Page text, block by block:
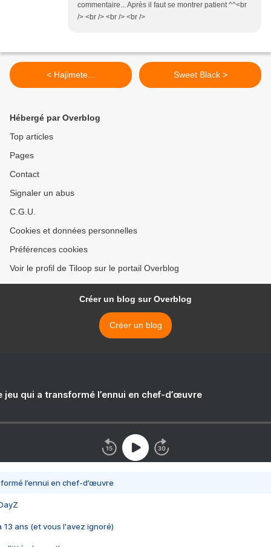
commentaire... Après il faut se montrer patient ^^<br
/> <br /> <br /> <br />
< Hajimete... Sweet Black >
Hébergé par Overblog
Top articles
Pages
Contact
Signaler un abus
C.G.U.
Cookies et données personnelles
Préférences cookies
Voir le profil de Tiloop sur le portail Overblog
Créer un blog sur Overblog
Créer un blog
jeu qui a transformé l’ennui en chef-d’œuvre
l’ennui en chef-d’œuvre
13 ans (et vous l'avez ignoré)